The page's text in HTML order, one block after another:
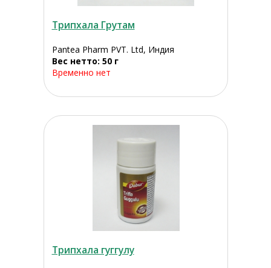
Трипхала Грутам
Pantea Pharm PVT. Ltd, Индия
Вес нетто: 50 г
Временно нет
Трипхала гуггулу